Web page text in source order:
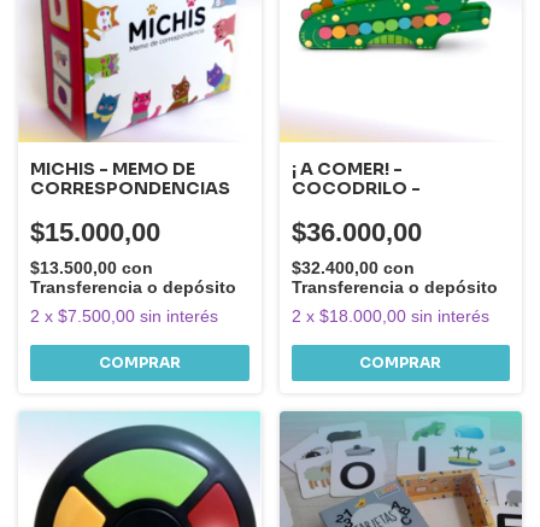
MICHIS - MEMO DE
CORRESPONDENCIAS
$15.000,00
$13.500,00 con
Transferencia o depósito
2 x $7.500,00 sin interés
¡ A COMER! -
COCODRILO -
$36.000,00
$32.400,00 con
Transferencia o depósito
2 x $18.000,00 sin interés